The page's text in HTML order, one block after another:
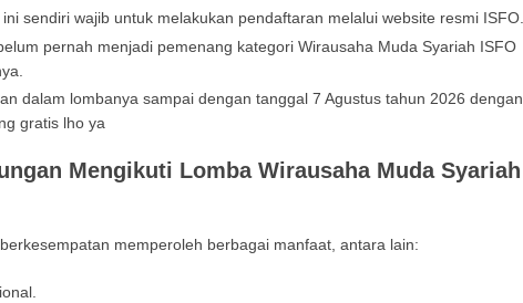
sendiri wajib untuk melakukan pendaftaran melalui website resmi ISFO.
pernah menjadi pemenang kategori Wirausaha Muda Syariah ISFO
dalam lombanya sampai dengan tanggal 7 Agustus tahun 2026 dengan
gratis lho ya
Mengikuti Lomba Wirausaha Muda Syariah
memperoleh berbagai manfaat, antara lain: